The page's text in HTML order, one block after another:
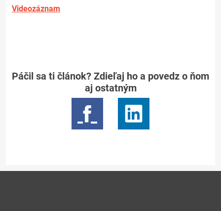
Videozáznam
Páčil sa ti článok? Zdieľaj ho a povedz o ňom
aj ostatným